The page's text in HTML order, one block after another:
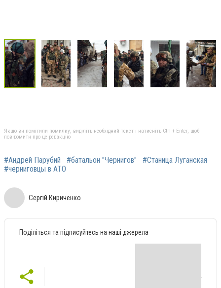
Якщо ви помітили помилку, виділіть необхідний текст і натисніть Ctrl + Enter, щоб
повідомити про це редакцію
#Андрей Парубий #батальон "Чернигов"
#Станица Луганская
#черниговцы в АТО
Сергій Кириченко
Поділіться та підписуйтесь на наші джерела